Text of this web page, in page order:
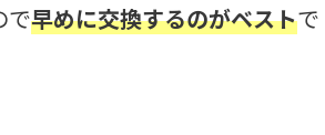
で早めに交換するのがベストで